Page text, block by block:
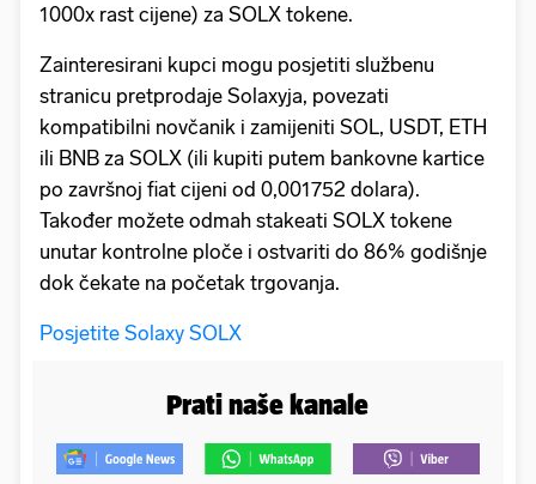
1000x rast cijene) za SOLX tokene.
Zainteresirani kupci mogu posjetiti službenu
stranicu pretprodaje Solaxyja, povezati
kompatibilni novčanik i zamijeniti SOL, USDT, ETH
ili BNB za SOLX (ili kupiti putem bankovne kartice
po završnoj fiat cijeni od 0,001752 dolara).
Također možete odmah stakeati SOLX tokene
unutar kontrolne ploče i ostvariti do 86% godišnje
dok čekate na početak trgovanja.
Posjetite Solaxy SOLX
Prati naše kanale